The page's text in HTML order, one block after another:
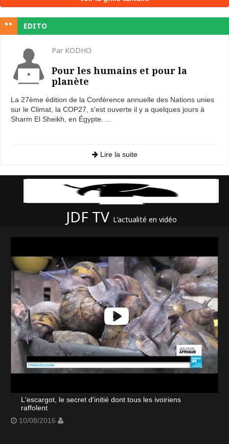
EDITO
Par KODHO
Pour les humains et pour la
planète
La 27ème édition de la Conférence annuelle des Nations unies
sur le Climat, la COP27, s'est ouverte il y a quelques jours à
Sharm El Sheikh, en Égypte. ...
Lire la suite
JDF TV L'actualité en vidéo
L'escargot, le secret d'initié dont tous les ivoiriens
raffolent
10/08/2016